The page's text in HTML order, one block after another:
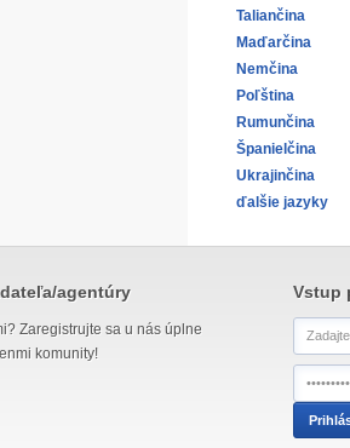
Taliančina
Maďarčina
Nemčina
Poľština
Rumunčina
Španielčina
Ukrajinčina
ďalšie jazyky
agentúry
Zaregistrujte sa u nás úplne
komunity!
Vstup